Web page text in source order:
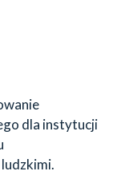
dla instytucji